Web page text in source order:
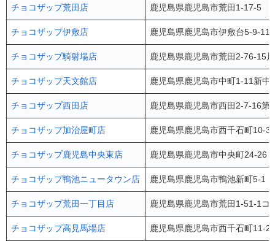
チョコザップ荒田店 鹿児島県鹿児島市荒田1-17-5
チョコザップ伊敷店 鹿児島県鹿児島市伊敷台5-9-
チョコザップ騎射場店 鹿児島県鹿児島市荒田2-76-15
チョコザップ天文館店 鹿児島県鹿児島市中町1-11新
チョコザップ西田店 鹿児島県鹿児島市西田2-7-16
チョコザップ加治屋町店 鹿児島県鹿児島市西千石町
チョコザップ鹿児島中央東店 鹿児島県鹿児島市中央町24-
チョコザップ鴨池ニュータウン店 鹿児島県鹿児島市鴨池新町5-
チョコザップ荒田一丁目店 鹿児島県鹿児島市荒田1-51-1
チョコザップ高見馬場店 鹿児島県鹿児島市西千石町